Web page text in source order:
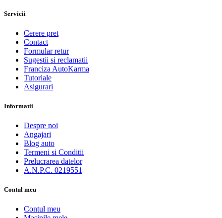
Servicii
Cerere pret
Contact
Formular retur
Sugestii si reclamatii
Franciza AutoKarma
Tutoriale
Asigurari
Informatii
Despre noi
Angajari
Blog auto
Termeni si Conditii
Prelucrarea datelor
A.N.P.C. 0219551
Contul meu
Contul meu